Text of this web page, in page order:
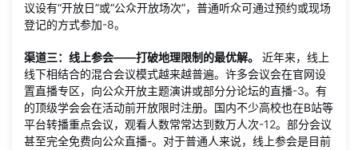
议设有“开放日”或“公众开放场次”，普通听众可通过预约或现场
登记的方式参加-8。
渠道三：线上参会——打破地理限制的最优解。
近年来，线上
线下相结合的混合会议模式越来越普遍。许多会议会在官网设
置直播专区，向公众开放主题演讲或部分分论坛的直播-3。有
的顶级学会会在活动前开放限时注册。国内不少高校也在B站等
平台转播重点会议，观看人数常常达到数万人次-12。部分会议
甚至完全免费向公众直播-。对于普通人来说，线上参会是目前